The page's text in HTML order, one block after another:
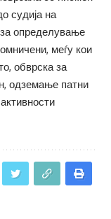
судија на
определување
меѓу кои
обврска за
одземање патни